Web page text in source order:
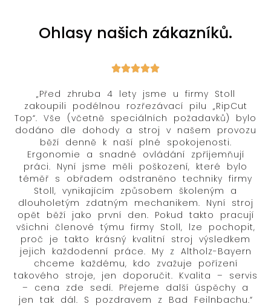
Ohlasy našich zákazníků.
„Před zhruba 4 lety jsme u firmy Stoll
zakoupili podélnou rozřezávací pilu „RipCut
Top“. Vše (včetně speciálních požadavků) bylo
dodáno dle dohody a stroj v našem provozu
běží denně k naší plné spokojenosti.
Ergonomie a snadné ovládání zpříjemňují
práci. Nyní jsme měli poškození, které bylo
téměř s obřadem odstraněno techniky firmy
Stoll, vynikajícím způsobem školeným a
dlouholetým zdatným mechanikem. Nyní stroj
opět běží jako první den. Pokud takto pracují
všichni členové týmu firmy Stoll, lze pochopit,
proč je takto krásný kvalitní stroj výsledkem
jejich každodenní práce. My z Altholz-Bayern
chceme každému, kdo zvažuje pořízení
takového stroje, jen doporučit. Kvalita – servis
– cena zde sedí. Přejeme další úspěchy a
jen tak dál. S pozdravem z Bad Feilnbachu.“